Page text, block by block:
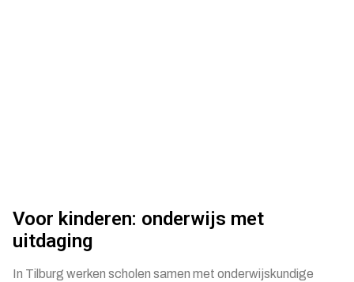
Voor kinderen: onderwijs met
uitdaging
In Tilburg werken scholen samen met onderwijskundige